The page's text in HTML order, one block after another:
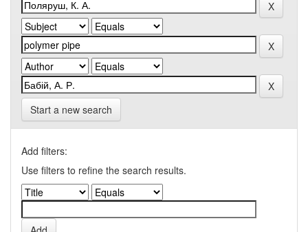
Start a new search
Add filters:
Use filters to refine the search results.